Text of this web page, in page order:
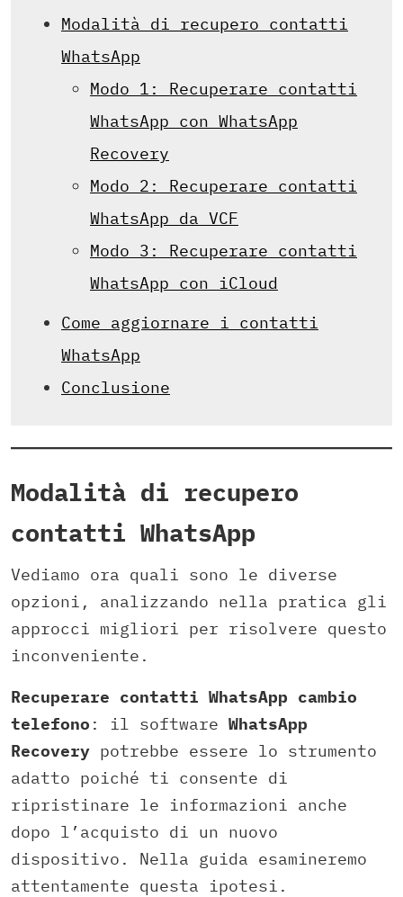
Modalità di recupero contatti
WhatsApp
Modo 1: Recuperare contatti
WhatsApp con WhatsApp
Recovery
Modo 2: Recuperare contatti
WhatsApp da VCF
Modo 3: Recuperare contatti
WhatsApp con iCloud
Come aggiornare i contatti
WhatsApp
Conclusione
Modalità di recupero
contatti WhatsApp
Vediamo ora quali sono le diverse
opzioni, analizzando nella pratica gli
approcci migliori per risolvere questo
inconveniente.
Recuperare contatti WhatsApp cambio
telefono : il software WhatsApp
Recovery potrebbe essere lo strumento
adatto poiché ti consente di
ripristinare le informazioni anche
dopo l’acquisto di un nuovo
dispositivo. Nella guida esamineremo
attentamente questa ipotesi.